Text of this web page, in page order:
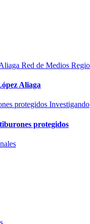
Red de Medios
Aliaga
Investigando
protegidos